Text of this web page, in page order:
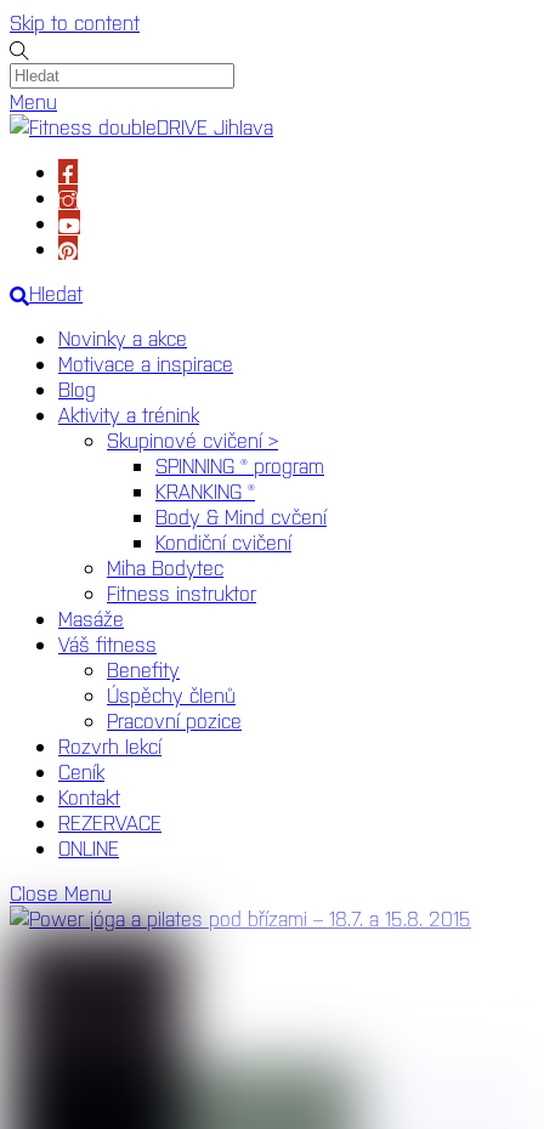
Skip to content
Menu
Hledat
Novinky a akce
Motivace a inspirace
Blog
Aktivity a trénink
Skupinové cvičení >
SPINNING ® program
KRANKING ®
Body & Mind cvčení
Kondiční cvičení
Miha Bodytec
Fitness instruktor
Masáže
Váš fitness
Benefity
Úspěchy členů
Pracovní pozice
Rozvrh lekcí
Ceník
Kontakt
REZERVACE
ONLINE
Close Menu